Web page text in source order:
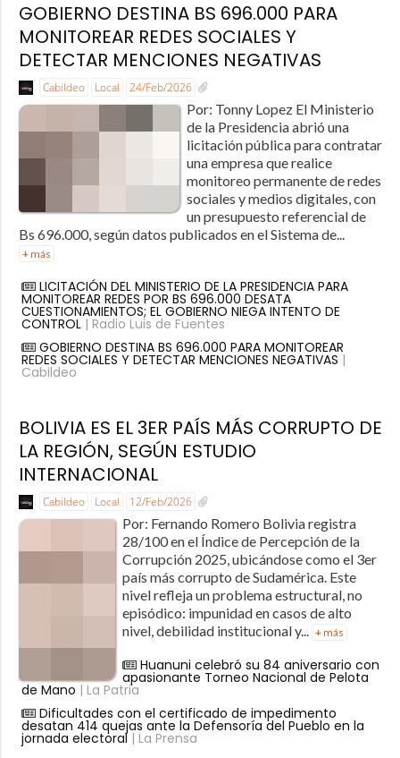
GOBIERNO DESTINA BS 696.000 PARA
MONITOREAR REDES SOCIALES Y
DETECTAR MENCIONES NEGATIVAS
Cabildeo Local 24/Feb/2026
Por: Tonny Lopez El Ministerio
de la Presidencia abrió una
licitación pública para contratar
una empresa que realice
monitoreo permanente de redes
sociales y medios digitales, con
un presupuesto referencial de
Bs 696.000, según datos publicados en el Sistema de...
+ más
LICITACIÓN DEL MINISTERIO DE LA PRESIDENCIA PARA
MONITOREAR REDES POR BS 696.000 DESATA
CUESTIONAMIENTOS; EL GOBIERNO NIEGA INTENTO DE
CONTROL| Radio Luis de Fuentes
GOBIERNO DESTINA BS 696.000 PARA MONITOREAR
REDES SOCIALES Y DETECTAR MENCIONES NEGATIVAS |
Cabildeo
BOLIVIA ES EL 3ER PAÍS MÁS CORRUPTO DE
LA REGIÓN, SEGÚN ESTUDIO
INTERNACIONAL
Cabildeo Local 12/Feb/2026
Por: Fernando Romero Bolivia registra
28/100 en el Índice de Percepción de la
Corrupción 2025, ubicándose como el 3er
país más corrupto de Sudamérica. Este
nivel refleja un problema estructural, no
episódico: impunidad en casos de alto
nivel, debilidad institucional y...
+ más
Huanuni celebró su 84 aniversario con
apasionante Torneo Nacional de Pelota
de Mano | La Patria
Dificultades con el certificado de impedimento
desatan 414 quejas ante la Defensoría del Pueblo en la
jornada electoral| La Prensa